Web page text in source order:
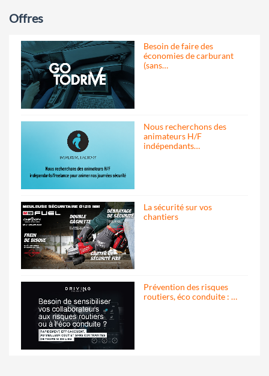
Offres
Besoin de faire des
économies de carburant
(sans…
Nous recherchons des
animateurs H/F
indépendants…
La sécurité sur vos
chantiers
Prévention des risques
routiers, éco conduite : …